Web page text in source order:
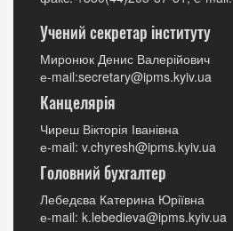
Учений секретар інституту
Миронюк Денис Валерійович
е-mail:secretary@ipms.kyiv.ua
Канцелярія
Чиреш Вікторія Іванівна
е-mail: v.chyresh@ipms.kyiv.ua
Головний бухгалтер
Лебедєва Катерина Юріївна
е-mail: k.lebedieva@ipms.kyiv.ua